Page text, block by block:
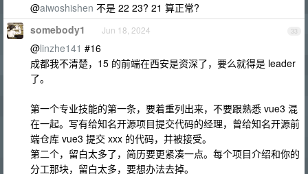
@aiwoshishen 不是 22 23? 21 算正常?
33
somebody1 Jun 18, 2024
@linzhe141 #16
成都我不清楚，15 的前端在西安是资深了，要么就得是 leader
了。
第一个专业技能的第一条，要着重列出来，不要跟熟悉 vue3 混
在一起。写有给知名开源项目提交代码的经理，曾给知名开源前
端仓库 vue3 提交 xxx 的代码，并被接受。
第二个，留白太多了，简历要更紧凑一点。每个项目介绍和你的
分工那块，留白太多，要想办法去掉。